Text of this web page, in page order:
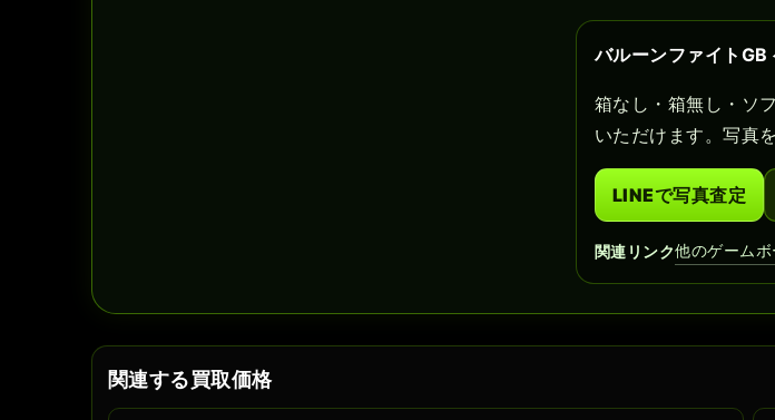
バルーンファイトGB
箱なし・箱無し・ソ
いただけます。写真
LINEで写真査定
関連リンク他のゲーム
関連する買取価格